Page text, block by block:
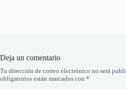
Deja un comentario
Tu dirección de correo electrónico no será
obligatorios están marcados con *